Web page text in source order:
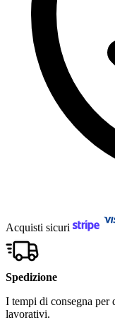
Acquisti sicuri
Spedizione
I tempi di consegna per
lavorativi.